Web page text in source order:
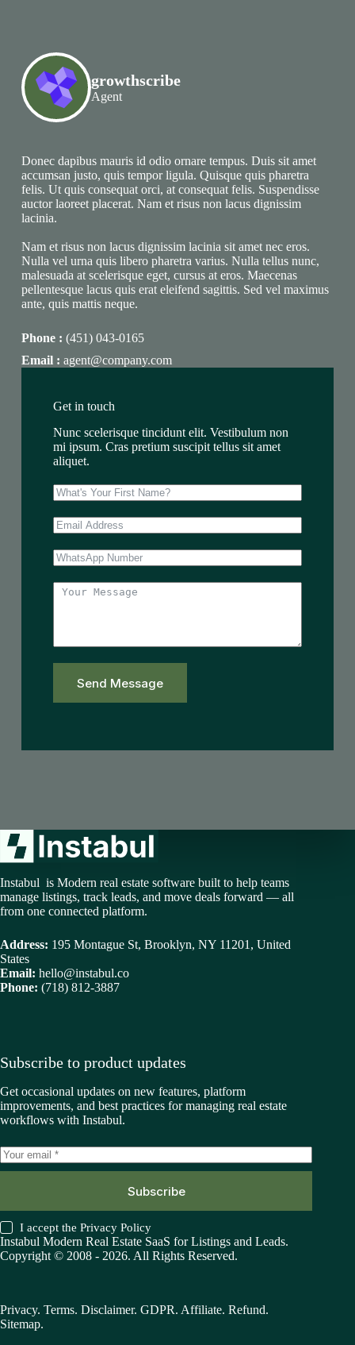
growthscribe
Agent
Donec dapibus mauris id odio ornare tempus. Duis sit amet
accumsan justo, quis tempor ligula. Quisque quis pharetra
felis. Ut quis consequat orci, at consequat felis. Suspendisse
auctor laoreet placerat. Nam et risus non lacus dignissim
lacinia.
Nam et risus non lacus dignissim lacinia sit amet nec eros.
Nulla vel urna quis libero pharetra varius. Nulla tellus nunc,
malesuada at scelerisque eget, cursus at eros. Maecenas
pellentesque lacus quis erat eleifend sagittis. Sed vel maximus
ante, quis mattis neque.
Phone : (451) 043-0165
Email : agent@company.com
Get in touch
Nunc scelerisque tincidunt elit. Vestibulum non
mi ipsum. Cras pretium suscipit tellus sit amet
aliquet.
Send Message
Instabul is Modern real estate software built to help teams
manage listings, track leads, and move deals forward — all
from one connected platform.
Address: 195 Montague St, Brooklyn, NY 11201, United
States
Email: hello@instabul.co
Phone: (718) 812-3887
Subscribe to product updates
Get occasional updates on new features, platform
improvements, and best practices for managing real estate
workflows with Instabul.
Subscribe
I accept thePrivacy Policy
Instabul Modern Real Estate SaaS for Listings and Leads.
Copyright © 2008 - 2026. All Rights Reserved.
Privacy. Terms. Disclaimer. GDPR. Affiliate. Refund.
Sitemap.